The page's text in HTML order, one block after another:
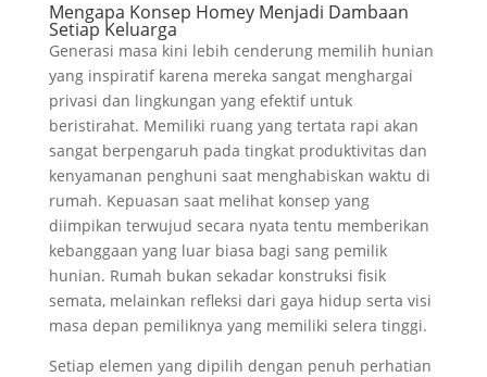
Mengapa Konsep Homey Menjadi Dambaan
Setiap Keluarga
Generasi masa kini lebih cenderung memilih hunian
yang inspiratif karena mereka sangat menghargai
privasi dan lingkungan yang efektif untuk
beristirahat. Memiliki ruang yang tertata rapi akan
sangat berpengaruh pada tingkat produktivitas dan
kenyamanan penghuni saat menghabiskan waktu di
rumah. Kepuasan saat melihat konsep yang
diimpikan terwujud secara nyata tentu memberikan
kebanggaan yang luar biasa bagi sang pemilik
hunian. Rumah bukan sekadar konstruksi fisik
semata, melainkan refleksi dari gaya hidup serta visi
masa depan pemiliknya yang memiliki selera tinggi.
Setiap elemen yang dipilih dengan penuh perhatian